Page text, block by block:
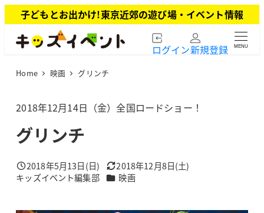
イ
子どもとお出かけ!東京近郊の遊び場・イベント情報
ログイン新規登録 MENU
Home 映画 グリンチ
2018年12月14日（金）全国ロードショー！
グリンチ
投稿日
2018年5月13日(日) 更新日
2018年12月8日(土)
著
キッズイベント編集部 カテゴリー
映画